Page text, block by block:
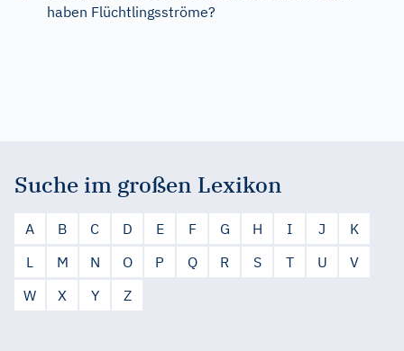
haben Flüchtlingsströme?
Suche im großen Lexikon
A B C D E F G H I J
K
L
M N O P Q R S T U
V
W
X Y Z